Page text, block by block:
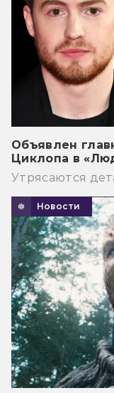
Объявлен
Циклопа в
Утрясаются
Новости